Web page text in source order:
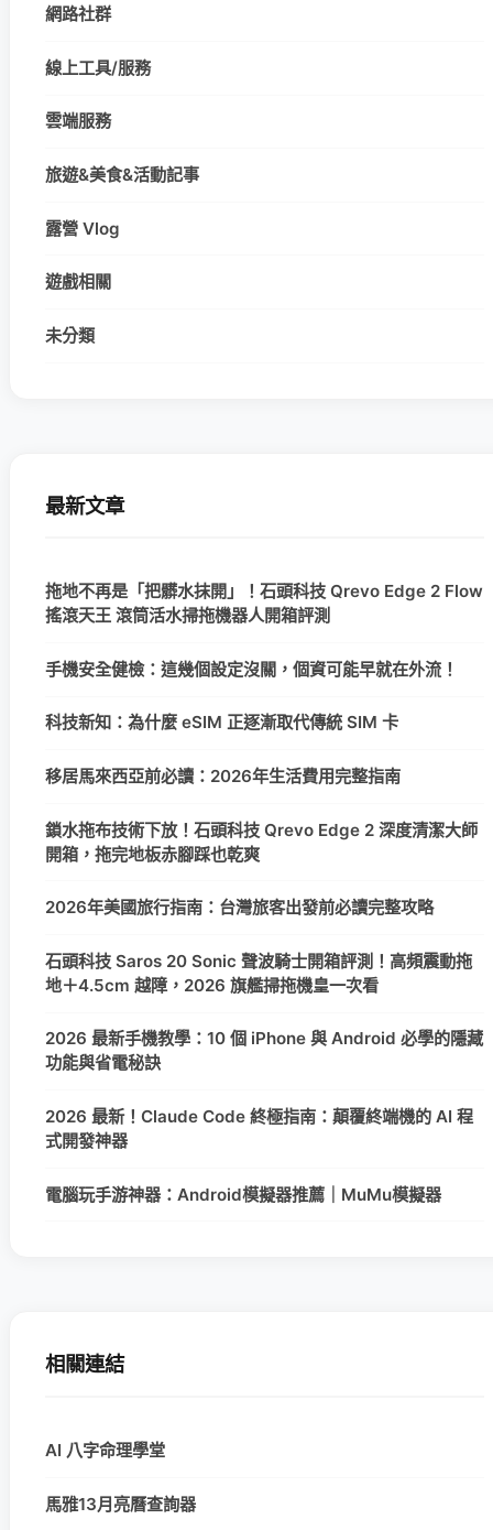
網路社群
線上工具/服務
雲端服務
旅遊&美食&活動記事
露營 Vlog
遊戲相關
未分類
最新文章
拖地不再是「把髒水抹開」！石頭科技 Qrevo Edge 2 Flow
搖滾天王 滾筒活水掃拖機器人開箱評測
手機安全健檢：這幾個設定沒關，個資可能早就在外流！
科技新知：為什麼 eSIM 正逐漸取代傳統 SIM 卡
移居馬來西亞前必讀：2026年生活費用完整指南
鎖水拖布技術下放！石頭科技 Qrevo Edge 2 深度清潔大師
開箱，拖完地板赤腳踩也乾爽
2026年美國旅行指南：台灣旅客出發前必讀完整攻略
石頭科技 Saros 20 Sonic 聲波騎士開箱評測！高頻震動拖
地＋4.5cm 越障，2026 旗艦掃拖機皇一次看
2026 最新手機教學：10 個 iPhone 與 Android 必學的隱藏
功能與省電秘訣
2026 最新！Claude Code 終極指南：顛覆終端機的 AI 程
式開發神器
電腦玩手游神器：Android模擬器推薦｜MuMu模擬器
相關連結
AI 八字命理學堂
馬雅13月亮曆查詢器